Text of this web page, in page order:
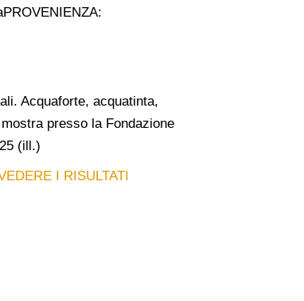
Acquaforte, acquatinta,
presso la Fondazione
(ill.)
I RISULTATI